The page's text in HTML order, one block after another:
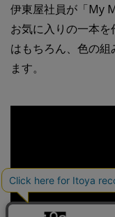
伊東屋社員が「My
お気に入りの一本
はもちろん、色の
ます。